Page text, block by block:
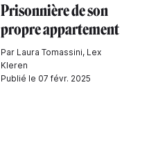
Prisonnière de son
propre appartement
Par Laura Tomassini, Lex
Kleren
Publié le 07 févr. 2025